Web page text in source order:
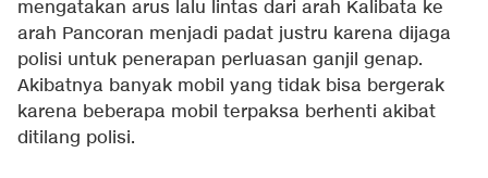
mengatakan arus lalu lintas dari arah Kalibata ke
arah Pancoran menjadi padat justru karena dijaga
polisi untuk penerapan perluasan ganjil genap.
Akibatnya banyak mobil yang tidak bisa bergerak
karena beberapa mobil terpaksa berhenti akibat
ditilang polisi.